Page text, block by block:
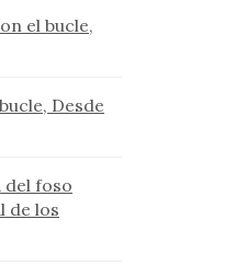
el bucle,
Desde
del foso
de los